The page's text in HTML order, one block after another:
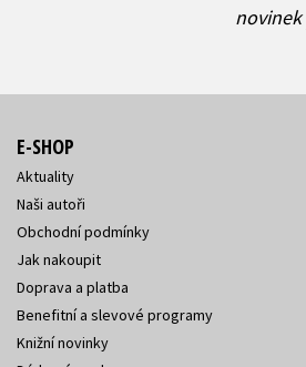
novinek
E-SHOP
Aktuality
Naši autoři
Obchodní podmínky
Jak nakoupit
Doprava a platba
Benefitní a slevové programy
Knižní novinky